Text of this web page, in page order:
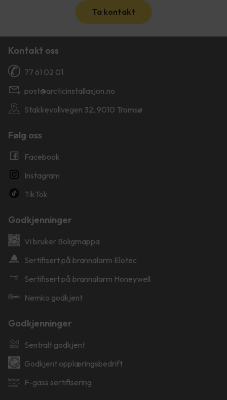
Ta kontakt
Kontakt oss
77 61 02 01
post@arcticinstallasjon.no
Stakkevollvegen 32, 9010 Tromsø
Følg oss
Facebook
Instagram
TikTok
Godkjenninger
Vi bruker Boligmappa
Sertifisert på brannalarm Elotec
Sertifisert på brannalarm Honeywell
Nemko godkjent
Godkjenninger
Sentralt godkjent
Godkjent opplæringsbedrift
F-gass sertifisering